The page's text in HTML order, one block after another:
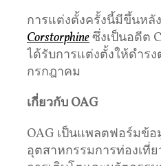
การแต่งตั้งครั้งนี้มีขึ้นห
Corstorphineซึ่งเป็นอดีต
ได้รับการแต่งตั้งให้ดำร
กรกฎาคม
เกี่ยวกับ OAG
OAG เป็นแพลตฟอร์มข้
อุตสาหกรรมการท่องเที่